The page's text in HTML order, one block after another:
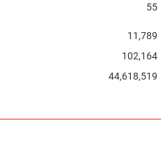
55
11,789
102,164
44,618,519